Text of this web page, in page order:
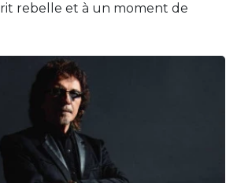
rebelle et à un moment de